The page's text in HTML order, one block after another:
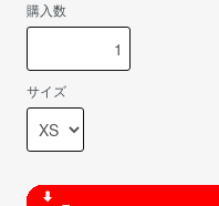
購入数
サイズ